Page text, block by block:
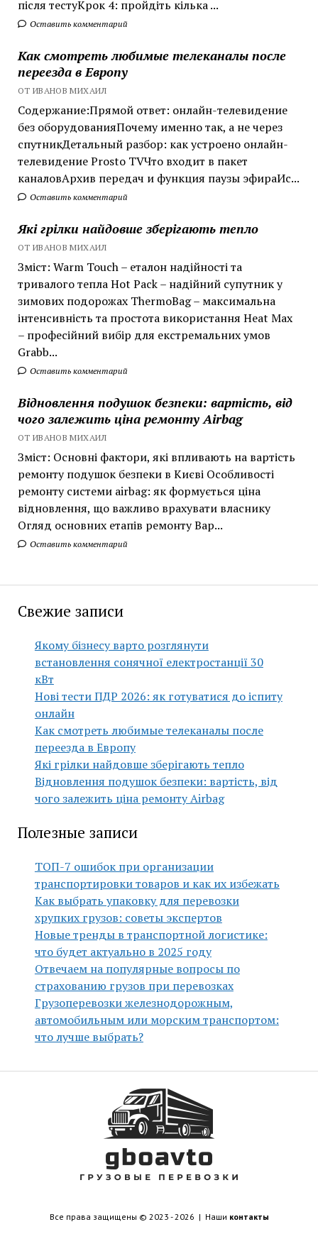
після тестуКрок 4: пройдіть кілька ...
Оставить комментарий
Как смотреть любимые телеканалы после
переезда в Европу
ОТ ИВАНОВ МИХАИЛ
Содержание:Прямой ответ: онлайн-телевидение
без оборудованияПочему именно так, а не через
спутникДетальный разбор: как устроено онлайн-
телевидение Prosto TVЧто входит в пакет
каналовАрхив передач и функция паузы эфираИс...
Оставить комментарий
Які грілки найдовше зберігають тепло
ОТ ИВАНОВ МИХАИЛ
Зміст: Warm Touch – еталон надійності та
тривалого тепла Hot Pack – надійний супутник у
зимових подорожах ThermoBag – максимальна
інтенсивність та простота використання Heat Max
– професійний вибір для екстремальних умов
Grabb...
Оставить комментарий
Відновлення подушок безпеки: вартість, від
чого залежить ціна ремонту Airbag
ОТ ИВАНОВ МИХАИЛ
Зміст: Основні фактори, які впливають на вартість
ремонту подушок безпеки в Києві Особливості
ремонту системи airbag: як формується ціна
відновлення, що важливо врахувати власнику
Огляд основних етапів ремонту Вар...
Оставить комментарий
Свежие записи
Якому бізнесу варто розглянути
встановлення сонячної електростанції 30
кВт
Нові тести ПДР 2026: як готуватися до іспиту
онлайн
Как смотреть любимые телеканалы после
переезда в Европу
Які грілки найдовше зберігають тепло
Відновлення подушок безпеки: вартість, від
чого залежить ціна ремонту Airbag
Полезные записи
ТОП-7 ошибок при организации
транспортировки товаров и как их избежать
Как выбрать упаковку для перевозки
хрупких грузов: советы экспертов
Новые тренды в транспортной логистике:
что будет актуально в 2025 году
Отвечаем на популярные вопросы по
страхованию грузов при перевозках
Грузоперевозки железнодорожным,
автомобильным или морским транспортом:
что лучше выбрать?
Все права защищены © 2023 - 2026 | Наши контакты